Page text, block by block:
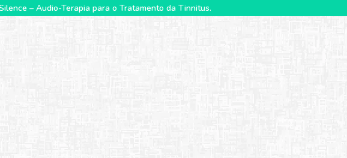
– Audio-Terapia para o Tratamento da Tinnitus.